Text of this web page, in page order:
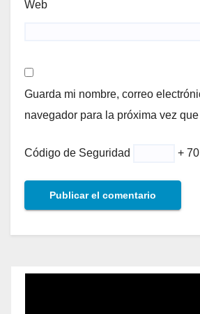
Web
Guarda mi nombre, correo
navegador para la próxima vez
Código de Seguridad +